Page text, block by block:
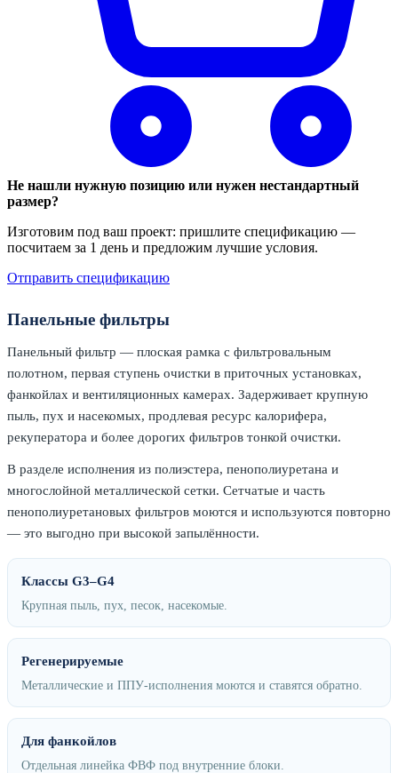
Не нашли нужную позицию или нужен нестандартный
размер?
Изготовим под ваш проект: пришлите спецификацию —
посчитаем за 1 день и предложим лучшие условия.
Отправить спецификацию
Панельные фильтры
Панельный фильтр — плоская рамка с фильтровальным
полотном, первая ступень очистки в приточных установках,
фанкойлах и вентиляционных камерах. Задерживает крупную
пыль, пух и насекомых, продлевая ресурс калорифера,
рекуператора и более дорогих фильтров тонкой очистки.
В разделе исполнения из полиэстера, пенополиуретана и
многослойной металлической сетки. Сетчатые и часть
пенополиуретановых фильтров моются и используются повторно
— это выгодно при высокой запылённости.
Классы G3–G4
Крупная пыль, пух, песок, насекомые.
Регенерируемые
Металлические и ППУ-исполнения моются и ставятся обратно.
Для фанкойлов
Отдельная линейка ФВФ под внутренние блоки.